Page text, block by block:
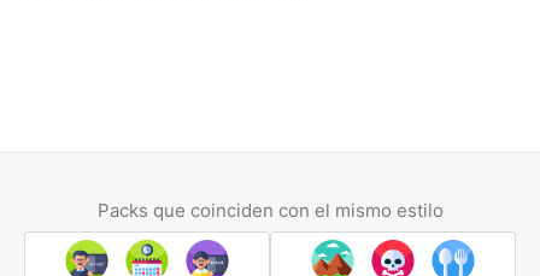
Packs que coinciden con el mismo estilo